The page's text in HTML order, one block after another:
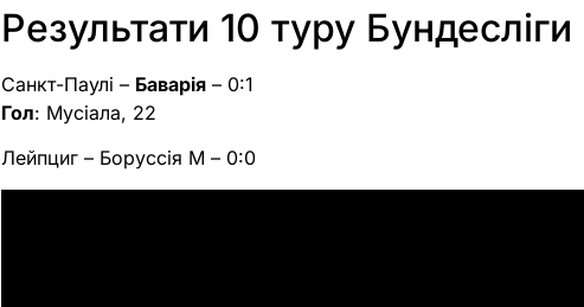
Результати 10 туру Бундесліги
Санкт-Паулі – Баварія – 0:1
Гол: Мусіала, 22
Лейпциг – Боруссія М – 0:0